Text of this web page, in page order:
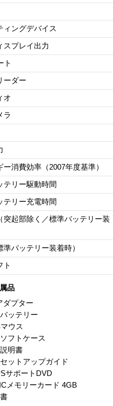
ィングデバイス
スプレイ出力
ト
ーダー
オ
ラ
ー消費効率（2007年度基準）
テリー駆動時間
テリー充電時間
突起部除く／標準バッテリー装
準バッテリー装着時）
ト
品
ダプター
ッテリー
ウス
フトケース
明書
ットアップガイド
サポートDVD
メモリーカード 4GB